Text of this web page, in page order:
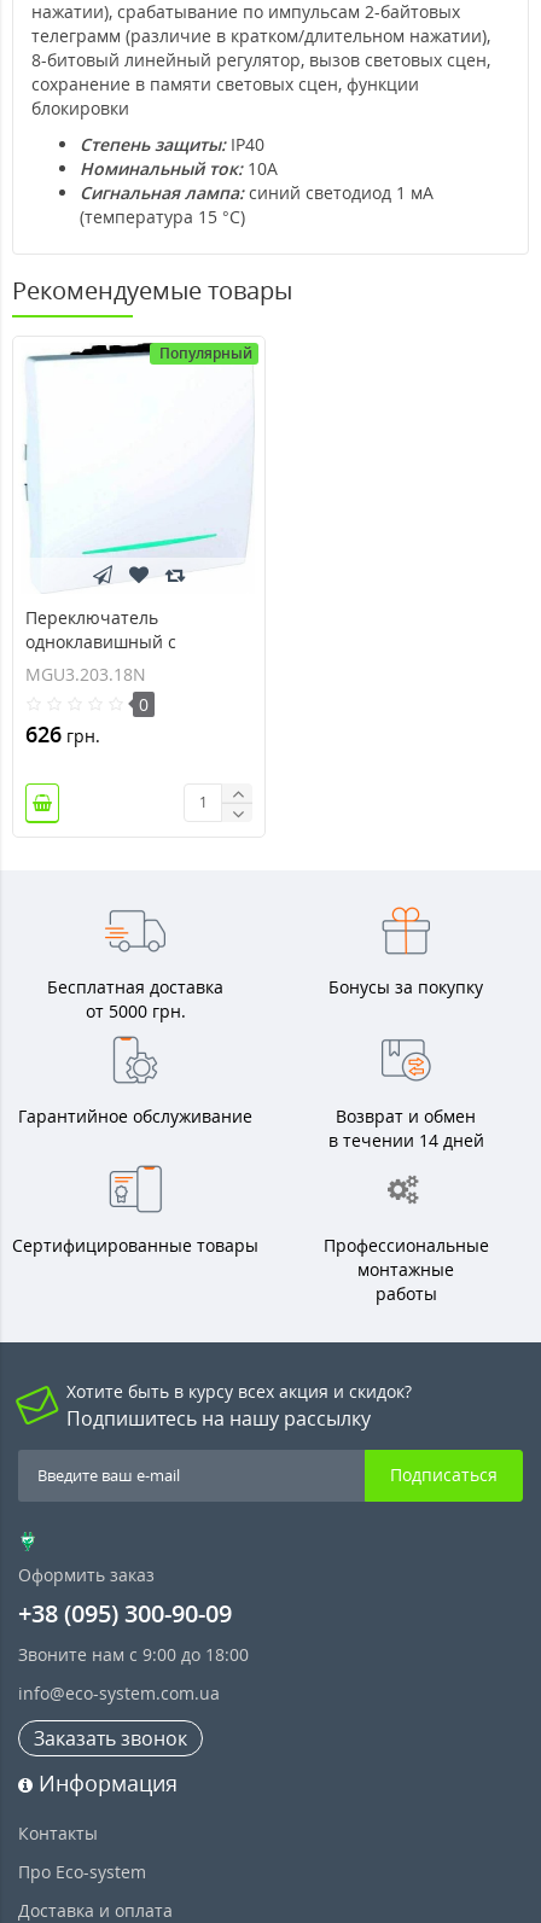
нажатии), срабатывание по импульсам 2-байтовых
телеграмм (различие в кратком/длительном нажатии),
8-битовый линейный регулятор, вызов световых сцен,
сохранение в памяти световых сцен, функции
блокировки
Степень защиты:IP40
Номинальный ток: 10А
Сигнальная лампа:синий светодиод 1 мА
(температура 15 °C)
Рекомендуемые товары
Популярный
Переключатель
одноклавишный с
индикационной
подсветкой Unica 10А
MGU3.203.18N
MGU3.203.18N
0
626 грн.
Бесплатная доставка
от 5000 грн.
Бонусы за покупку
Гарантийное обслуживание
Возврат и обмен
в течении 14 дней
Сертифицированные товары
Профессиональные
монтажные
работы
Хотите быть в курсу всех акция и скидок?
Подпишитесь на нашу рассылку
Подписаться
Оформить заказ
+38 (095) 300-90-09
Звоните нам с 9:00 до 18:00
info@eco-system.com.ua
Заказать звонок
Информация
Контакты
Про Eco-system
Доставка и оплата